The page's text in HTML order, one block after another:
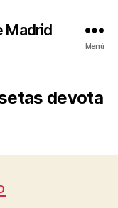
Madrid
Menú
devota